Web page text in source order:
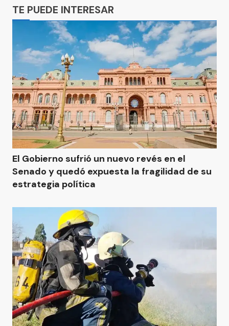
TE PUEDE INTERESAR
El Gobierno sufrió un nuevo revés en el
Senado y quedó expuesta la fragilidad de su
estrategia política